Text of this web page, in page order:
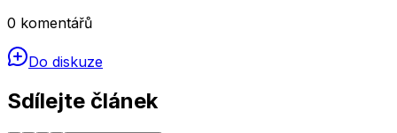
0 komentářů
Do diskuze
Sdílejte článek